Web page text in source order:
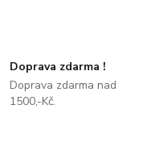
Doprava zdarma !
Doprava zdarma nad
1500,-Kč.